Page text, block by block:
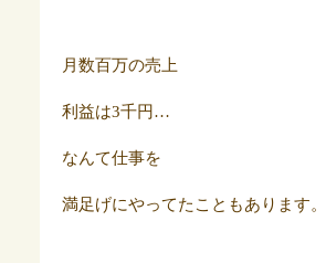
月数百万の売上
利益は3千円…
なんて仕事を
満足げにやってたこともあります。